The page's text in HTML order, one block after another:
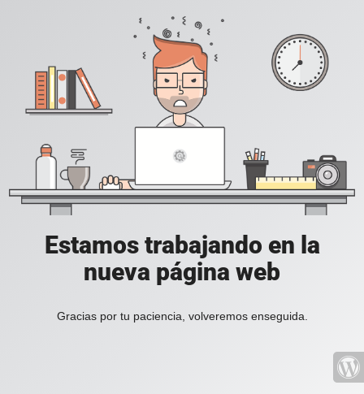
Estamos trabajando en la
nueva página web
Gracias por tu paciencia, volveremos enseguida.